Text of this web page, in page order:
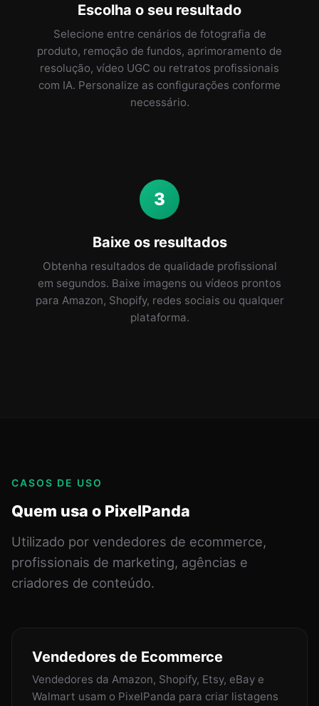
Escolha o seu resultado
Selecione entre cenários de fotografia de
produto, remoção de fundos, aprimoramento de
resolução, vídeo UGC ou retratos profissionais
com IA. Personalize as configurações conforme
necessário.
3
Baixe os resultados
Obtenha resultados de qualidade profissional
em segundos. Baixe imagens ou vídeos prontos
para Amazon, Shopify, redes sociais ou qualquer
plataforma.
CASOS DE USO
Quem usa o PixelPanda
Utilizado por vendedores de ecommerce,
profissionais de marketing, agências e
criadores de conteúdo.
Vendedores de Ecommerce
Vendedores da Amazon, Shopify, Etsy, eBay e
Walmart usam o PixelPanda para criar listagens